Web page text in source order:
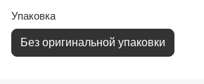
Упаковка
Без оригинальной упаковки